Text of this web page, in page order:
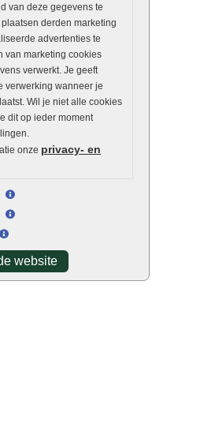
van deze gegevens te
derden marketing
advertenties te
van marketing cookies
verwerkt. Je geeft
verwerking wanneer je
Wil je niet alle cookies
dit op ieder moment
onze privacy- en
website